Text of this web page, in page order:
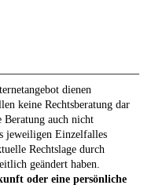
dienen
keine Rechtsberatung dar
auch nicht
jeweiligen Einzelfalles
Rechtslage durch
geändert haben.
oder eine persönliche